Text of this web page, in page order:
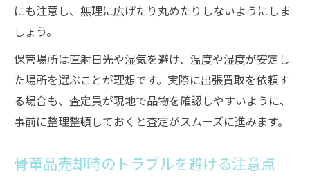
にも注意し、無理に広げたり丸めたりしないようにしま
しょう。
保管場所は直射日光や湿気を避け、温度や湿度が安定し
た場所を選ぶことが理想です。実際に出張買取を依頼す
る場合も、査定員が現地で品物を確認しやすいように、
事前に整理整頓しておくと査定がスムーズに進みます。
骨董品売却時のトラブルを避ける注意点